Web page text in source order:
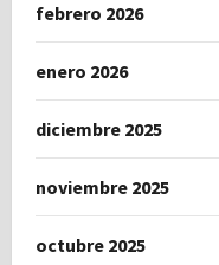
febrero 2026
enero 2026
diciembre 2025
noviembre 2025
octubre 2025